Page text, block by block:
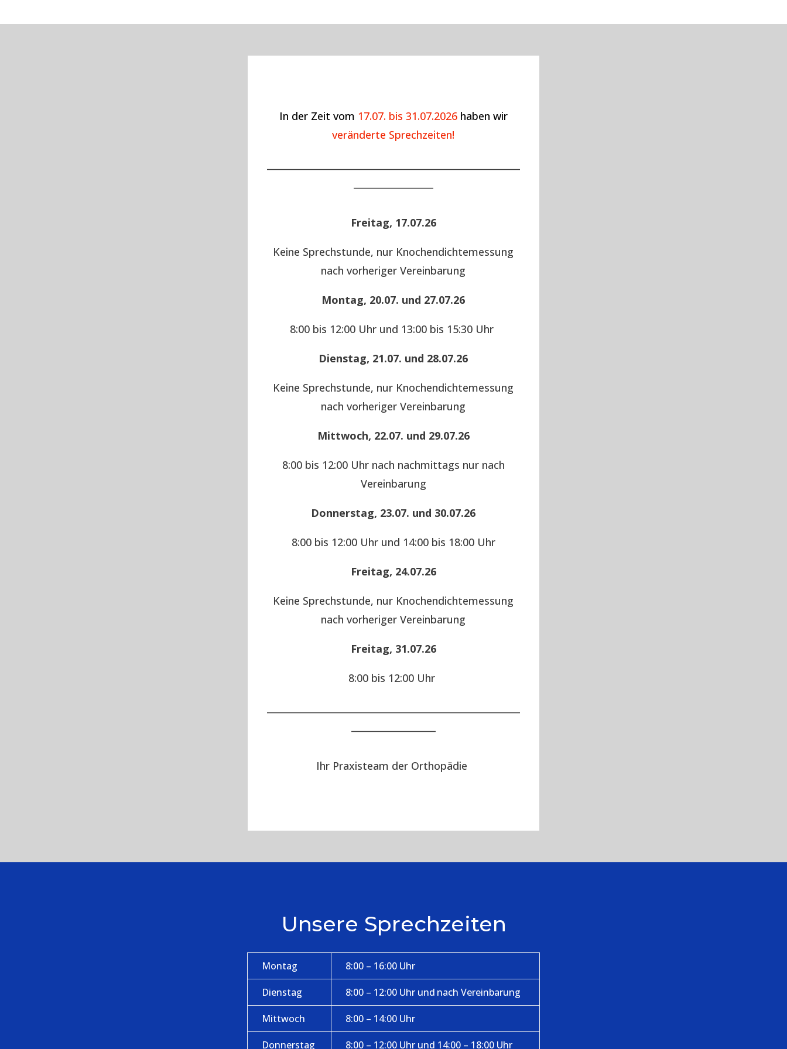
In der Zeit vom 17.07. bis 31.07.2026 haben wir
veränderte Sprechzeiten!
Freitag, 17.07.26
Keine Sprechstunde, nur Knochendichtemessung
nach vorheriger Vereinbarung
Montag, 20.07. und 27.07.26
8:00 bis 12:00 Uhr und 13:00 bis 15:30 Uhr
Dienstag, 21.07. und 28.07.26
Keine Sprechstunde, nur Knochendichtemessung
nach vorheriger Vereinbarung
Mittwoch, 22.07. und 29.07.26
8:00 bis 12:00 Uhr nach nachmittags nur nach
Vereinbarung
Donnerstag, 23.07. und 30.07.26
8:00 bis 12:00 Uhr und 14:00 bis 18:00 Uhr
Freitag, 24.07.26
Keine Sprechstunde, nur Knochendichtemessung
nach vorheriger Vereinbarung
Freitag, 31.07.26
8:00 bis 12:00 Uhr
Ihr Praxisteam der Orthopädie
Unsere Sprechzeiten
Montag 8:00 – 16:00 Uhr
Dienstag 8:00 – 12:00 Uhr und nach Vereinbarung
Mittwoch 8:00 – 14:00 Uhr
Donnerstag 8:00 – 12:00 Uhr und 14:00 – 18:00 Uhr